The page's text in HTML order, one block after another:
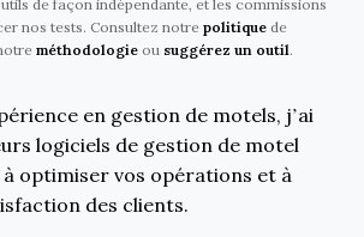
nos tests. Consultez notrepolitiquede
méthodologie ou suggérez un outil.
en gestion de motels, j’ai
logiciels de gestion de motel
optimiser vos opérations et à
des clients.